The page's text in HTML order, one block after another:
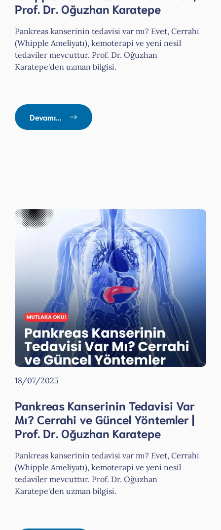
Prof. Dr. Oğuzhan Karatepe
Pankreas kanserinin tedavisi var mı? Evet, Cerrahi
(Whipple Ameliyatı), kemoterapi ve yeni nesil
tedaviler mevcuttur. Prof. Dr. Oğuzhan
Karatepe'den uzman bilgisi.
Devamı...
18/07/2025
Pankreas Kanserinin Tedavisi Var
Mı? Cerrahi ve Güncel Yöntemler |
Prof. Dr. Oğuzhan Karatepe
Pankreas kanserinin tedavisi var mı? Evet, Cerrahi
(Whipple Ameliyatı), kemoterapi ve yeni nesil
tedaviler mevcuttur. Prof. Dr. Oğuzhan
Karatepe'den uzman bilgisi.